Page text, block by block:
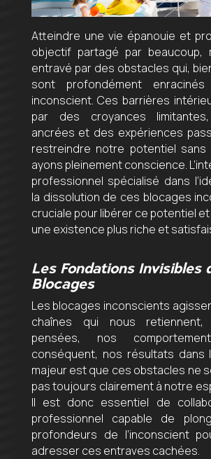
Atteindre une vie épanouie et
objectif partagé par beaucoup,
entravé par des obstacles qui,
sont profondément
inconscient. Ces barrières
par des croyances
ancrées et des expériences
restreindre notre potentiel
ayons pleinement conscience.
professionnel spécialisé dans
la dissolution de ces blocages
cruciale pour libérer ce potentiel
une existence plus riche et
Les Fondations Invisibles
Blocages
Les blocages inconscients
chaînes qui nous
pensées, nos
conséquent, nos résultats dans
majeur est que ces obstacles ne
pas toujours clairement à notre
Il est donc essentiel de
professionnel capable de
profondeurs de l’inconscient
adresser ces entraves cachées.